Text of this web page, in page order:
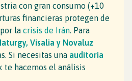
con gran consumo (+10
financieras protegen de
la crisis de Irán. Para
Visalia y Novaluz
Si necesitas una auditoría
te hacemos el análisis